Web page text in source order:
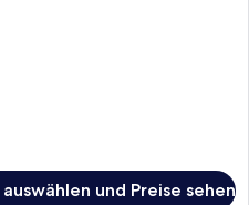
und Preise sehen